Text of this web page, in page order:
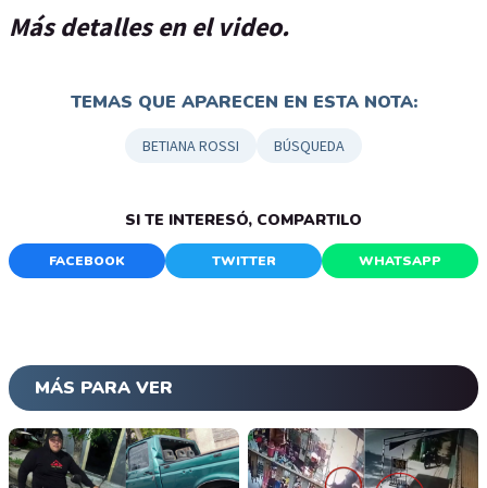
Más detalles en el video.
TEMAS QUE APARECEN EN ESTA NOTA:
BETIANA ROSSI BÚSQUEDA
SI TE INTERESÓ, COMPARTILO
FACEBOOK TWITTER WHATSAPP
MÁS PARA VER